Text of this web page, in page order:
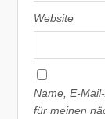
Website
Name, E-
für meinen